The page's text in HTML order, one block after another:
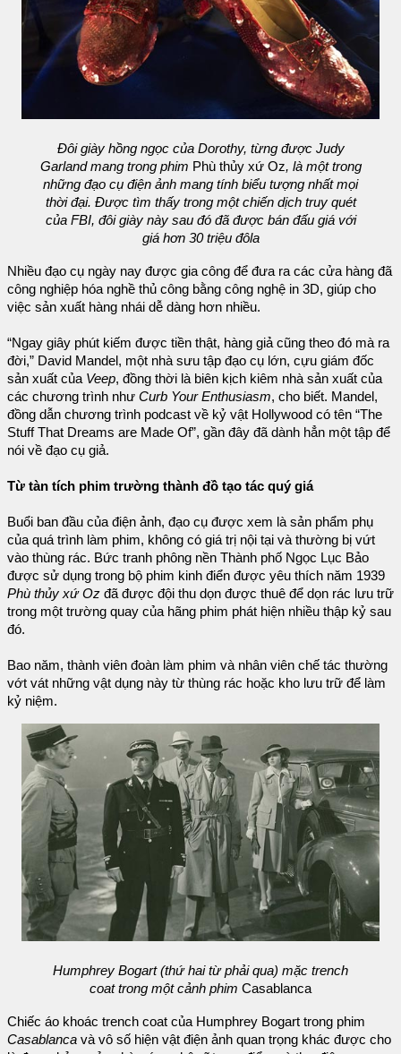
Đôi giày hồng ngọc của Dorothy, từng được Judy
Garland mang trong phim Phù thủy xứ Oz, là một trong
những đạo cụ điện ảnh mang tính biểu tượng nhất mọi
thời đại. Được tìm thấy trong một chiến dịch truy quét
của FBI, đôi giày này sau đó đã được bán đấu giá với
giá hơn 30 triệu đôla
Nhiều đạo cụ ngày nay được gia công để đưa ra các cửa hàng đã
công nghiệp hóa nghề thủ công bằng công nghệ in 3D, giúp cho
việc sản xuất hàng nhái dễ dàng hơn nhiều.
“Ngay giây phút kiếm được tiền thật, hàng giả cũng theo đó mà ra
đời,” David Mandel, một nhà sưu tập đạo cụ lớn, cựu giám đốc
sản xuất của Veep, đồng thời là biên kịch kiêm nhà sản xuất của
các chương trình như Curb Your Enthusiasm, cho biết. Mandel,
đồng dẫn chương trình podcast về kỷ vật Hollywood có tên “The
Stuff That Dreams are Made Of”, gần đây đã dành hẳn một tập để
nói về đạo cụ giả.
Từ tàn tích phim trường thành đồ tạo tác quý giá
Buổi ban đầu của điện ảnh, đạo cụ được xem là sản phẩm phụ
của quá trình làm phim, không có giá trị nội tại và thường bị vứt
vào thùng rác. Bức tranh phông nền Thành phố Ngọc Lục Bảo
được sử dụng trong bộ phim kinh điển được yêu thích năm 1939
Phù thủy xứ Oz đã được đội thu dọn được thuê để dọn rác lưu trữ
trong một trường quay của hãng phim phát hiện nhiều thập kỷ sau
đó.
Bao năm, thành viên đoàn làm phim và nhân viên chế tác thường
vớt vát những vật dụng này từ thùng rác hoặc kho lưu trữ để làm
kỷ niệm.
Humphrey Bogart (thứ hai từ phải qua) mặc trench
coat trong một cảnh phim Casablanca
Chiếc áo khoác trench coat của Humphrey Bogart trong phim
Casablanca và vô số hiện vật điện ảnh quan trọng khác được cho